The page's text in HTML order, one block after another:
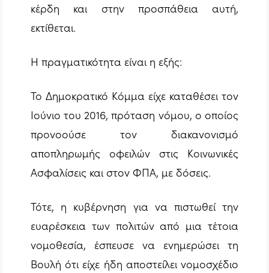
κέρδη και στην προσπάθεια αυτή,
εκτίθεται.
Η πραγματικότητα είναι η εξής:
Το Δημοκρατικό Κόμμα είχε καταθέσει τον
Ιούνιο του 2016, πρόταση νόμου, ο οποίος
προνοούσε τον διακανονισμό
αποπληρωμής οφειλών στις Κοινωνικές
Ασφαλίσεις και στον ΦΠΑ, με δόσεις.
Τότε, η κυβέρνηση για να πιστωθεί την
ευαρέσκεια των πολιτών από μια τέτοια
νομοθεσία, έσπευσε να ενημερώσει τη
Βουλή ότι είχε ήδη αποστείλει νομοσχέδιο